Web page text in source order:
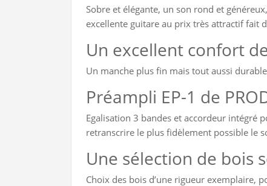
Sobre et élégante, un son rond et
excellente guitare au prix très attractif fait
Un excellent confort
Un manche plus fin mais tout aussi
Préampli EP-1 de
Egalisation 3 bandes et accordeur intégré
retranscrire le plus fidèlement possible le
Une sélection de bois
Choix des bois d’une rigueur exemplaire,